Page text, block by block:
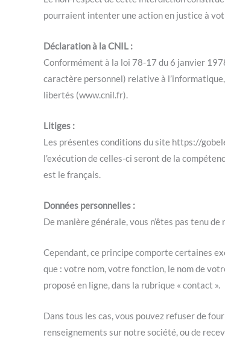
pourraient intenter une action en justice à
Déclaration à la CNIL :
Conformément à la loi 78-17 du 6 janvier
caractère personnel) relative à
libertés (www.cnil.fr).
Litiges :
Les présentes conditions du site https://
l’exécution de celles-ci seront de la
est le français.
Données personnelles :
De manière générale, vous n’êtes pas tenu
Cependant, ce principe comporte certaines
que : votre nom, votre fonction, le nom de
proposé en ligne, dans la rubrique « contact ».
Dans tous les cas, vous pouvez refuser de
renseignements sur notre société, ou de